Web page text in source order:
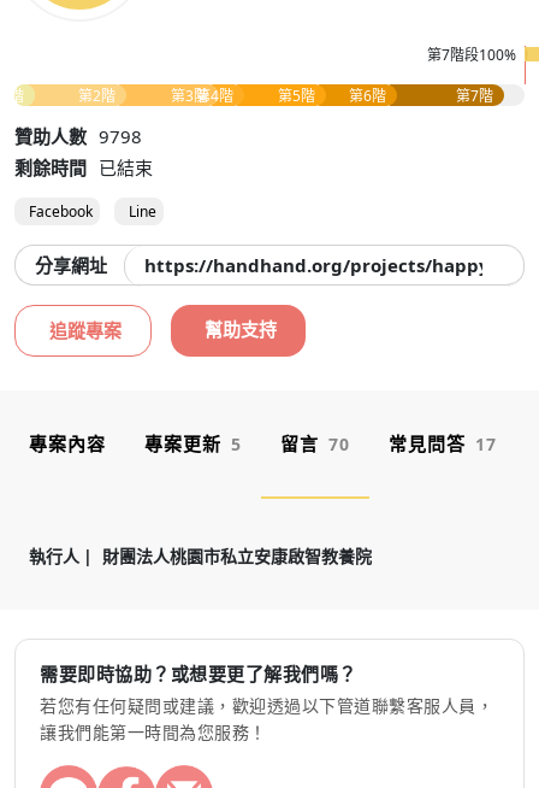
第7階段100%
階
第2階 第3階第4階 第5階 第6階 第7階
贊助人數 9798
剩餘時間 已結束
Facebook Line
分享網址 https://handhand.org/projects/
追蹤專案 幫助支持
專案內容 專案更新 5 留言 70 常見問答 17
執行人 財團法人桃園市私立安康啟智教養院
需要即時協助？或想要更了解我們嗎？
若您有任何疑問或建議，歡迎透過以下管道聯繫客服人員，
讓我們能第一時間為您服務！